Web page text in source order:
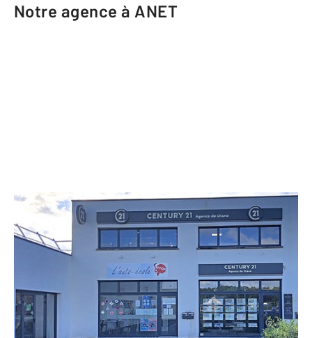
Notre agence à ANET
CENTURY 21 Agence de Diane
3 bis rue de la Vesgre Z.A.C. Le
Débucher
ANET - 28260
Envoyer un message